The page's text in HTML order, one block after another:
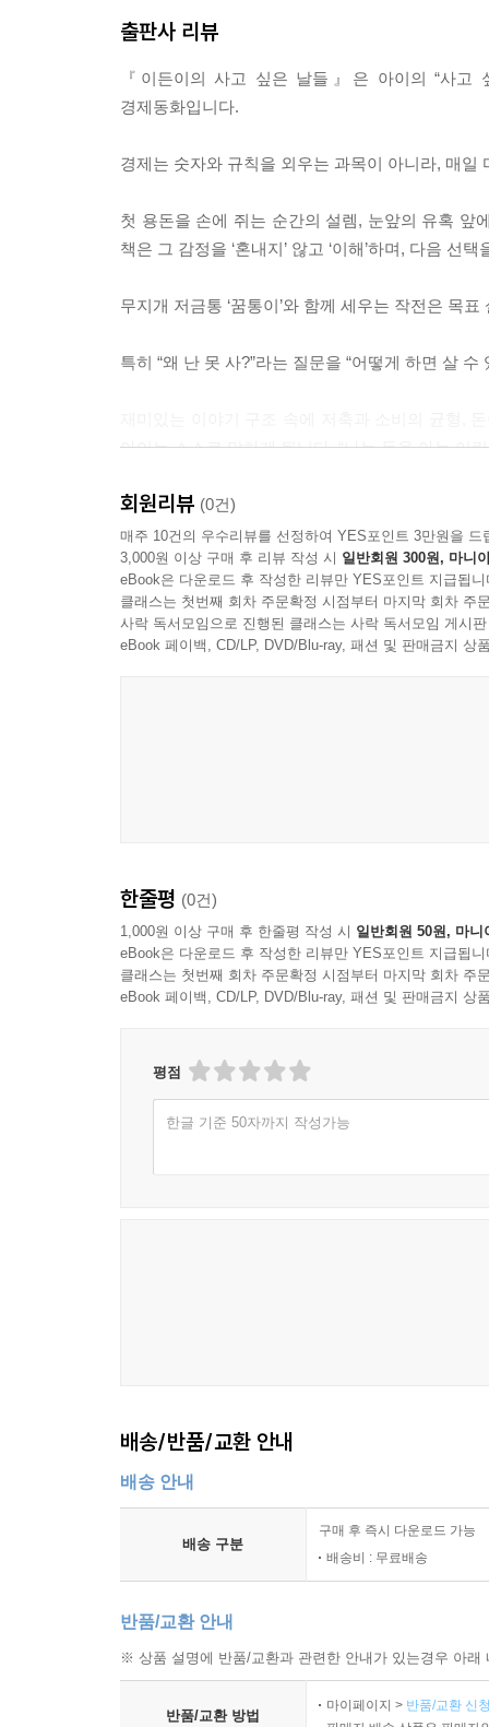
출판사 리뷰
『이든이의 사고 싶은 날들』은 아이의 “사고
경제동화입니다.
경제는 숫자와 규칙을 외우는 과목이 아니라, 매
첫 용돈을 손에 쥐는 순간의 설렘, 눈앞의 유혹 앞
책은 그 감정을 ‘혼내지’ 않고 ‘이해’하며, 다음 선
무지개 저금통 ‘꿈통이’와 함께 세우는 작전은 목
특히 “왜 난 못 사?”라는 질문을 “어떻게 하면 살
아이는 스스로 말하게 됩니다. “나는 돈을 아는 어린
회원리뷰 (0건)
매주 10건의 우수리뷰를 선정하여 YES포인트 3만원을 드
3,000원 이상 구매 후 리뷰 작성 시 일반회원 300원, 마니
eBook은 다운로드 후 작성한 리뷰만 YES포인트 지급됩니
클래스는 첫번째 회차 주문확정 시점부터 마지막 회차 주
사락 독서모임으로 진행된 클래스는 사락 독서모임 게시
eBook 페이백, CD/LP, DVD/Blu-ray, 패션 및 판매금지 상
한줄평 (0건)
1,000원 이상 구매 후 한줄평 작성 시 일반회원 50원, 마니
eBook은 다운로드 후 작성한 리뷰만 YES포인트 지급됩니
클래스는 첫번째 회차 주문확정 시점부터 마지막 회차 주
eBook 페이백, CD/LP, DVD/Blu-ray, 패션 및 판매금지 상
평점
한글 기준 50자까지 작성가능
배송/반품/교환 안내
배송 안내
배송 구분
구매 후 즉시 다운로드 가능
배송비 : 무료배송
반품/교환 안내
※ 상품 설명에 반품/교환과 관련한 안내가 있는경우 아
반품/교환 방법
마이페이지 > 반품/교환 신